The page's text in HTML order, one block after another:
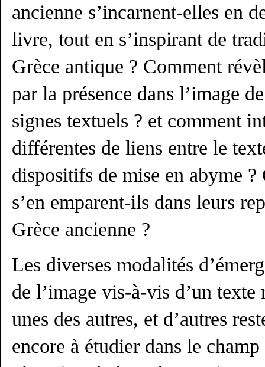
ancienne s’incarnent-elles en
livre, tout en s’inspirant de
Grèce antique ? Comment
par la présence dans l’image
signes textuels ? et comment
différentes de liens entre le
dispositifs de mise en abyme ?
s’en emparent-ils dans leurs
Grèce ancienne ?
Les diverses modalités
de l’image vis-à-vis d’un texte
unes des autres, et d’autres
encore à étudier dans le